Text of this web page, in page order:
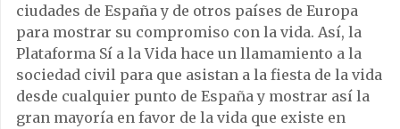
ciudades de España y de otros países de Europa
para mostrar su compromiso con la vida. Así, la
Plataforma Sí a la Vida hace un llamamiento a la
sociedad civil para que asistan a la fiesta de la vida
desde cualquier punto de España y mostrar así la
gran mayoría en favor de la vida que existe en